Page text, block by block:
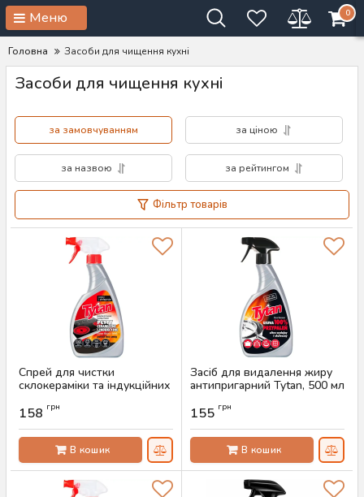
Меню 0
Головна Засоби для чищення кухні
Засоби для чищення кухні
за замовчуванням за ціною
за назвою за рейтингом
Фільтр товарів
Спрей для чистки
склокераміки та індукційних
Артикул:
158 грн
В кошик
Засіб для видалення жиру
антипригарний Tytan, 500 мл
155 грн
В кошик